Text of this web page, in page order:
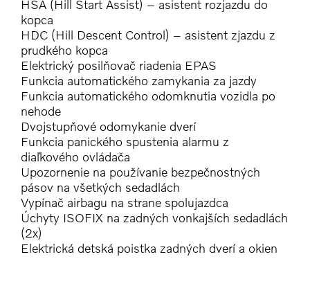
HSA (Hill Start Assist) – asistent rozjazdu do
kopca
HDC (Hill Descent Control) – asistent zjazdu z
prudkého kopca
Elektrický posilňovač riadenia EPAS
Funkcia automatického zamykania za jazdy
Funkcia automatického odomknutia vozidla po
nehode
Dvojstupňové odomykanie dverí
Funkcia panického spustenia alarmu z
diaľkového ovládača
Upozornenie na používanie bezpečnostných
pásov na všetkých sedadlách
Vypínač airbagu na strane spolujazdca
Úchyty ISOFIX na zadných vonkajších sedadlách
(2x)
Elektrická detská poistka zadných dverí a okien